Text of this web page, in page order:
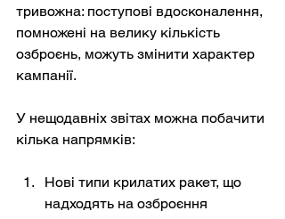
тривожна: поступові вдосконалення,
помножені на велику кількість
озброєнь, можуть змінити характер
кампанії.
У нещодавніх звітах можна побачити
кілька напрямків:
Нові типи крилатих ракет, що
надходять на озброєння